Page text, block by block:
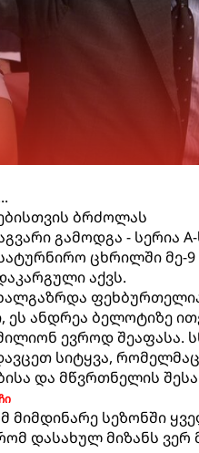
ბრძოლას
გამოდგა - სერია
ცხრილში მე-
აქვს.
ანდრეა ბელოტიზე
ევროდ შეაფასა.
სიტყვა, რომელმაც
და მწვრთნელის
მიმდინარე სეზონში
დასახულ მიზანს ვერ